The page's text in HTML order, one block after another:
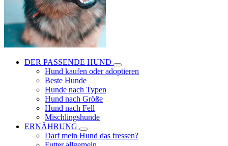
DER PASSENDE HUND
Hund kaufen oder adoptieren
Beste Hunde
Hunde nach Typen
Hund nach Größe
Hund nach Fell
Mischlingshunde
ERNÄHRUNG
Darf mein Hund das fressen?